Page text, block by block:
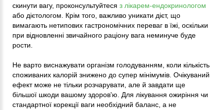
скинути вагу, проконсультуйтеся з лікарем-ендокринологом
або дієтологом. Крім того, важливо уникати дієт, що
вимагають нетипових гастрономічних переваг в їжі, оскільки
при відновленні звичайного раціону вага неминуче буде
рости.
Не варто виснажувати організм голодуванням, коли кількість
споживаних калорій знижено до супер мінімумів. Очікуваний
ефект може не тільки розчарувати, але й завдати ще
більшої шкоди вашому здоров'ю. Для лікування ожиріння чи
стандартної корекції ваги необхідний баланс, а не